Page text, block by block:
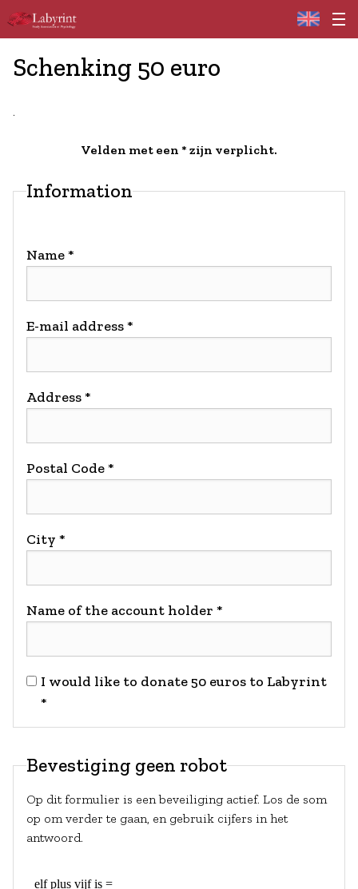
Home
Schenking 50 euro
.
Velden met een * zijn verplicht.
Information
Name *
E-mail address *
Address *
Postal Code *
City *
Name of the account holder *
I would like to donate 50 euros to Labyrint
*
Bevestiging geen robot
Op dit formulier is een beveiliging actief. Los de som
op om verder te gaan, en gebruik cijfers in het
antwoord.